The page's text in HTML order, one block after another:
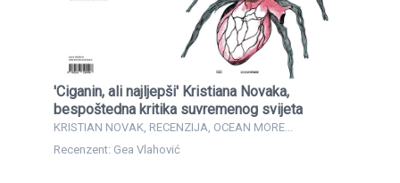
'Ciganin, ali najljepši' Kristiana Novaka,
bespoštedna kritika suvremenog svijeta
KRISTIAN NOVAK, RECENZIJA, OCEAN MORE...
Recenzent: Gea Vlahović